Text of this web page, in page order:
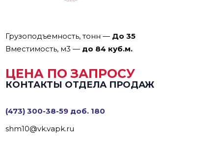
Грузоподъемность, тонн— До 35
Вместимость, м3 — до 84 куб.м.
ЦЕНА ПО ЗАПРОСУ
КОНТАКТЫ ОТДЕЛА ПРОДАЖ
(473) 300-38-59 доб. 180
shm10@vk.vapk.ru